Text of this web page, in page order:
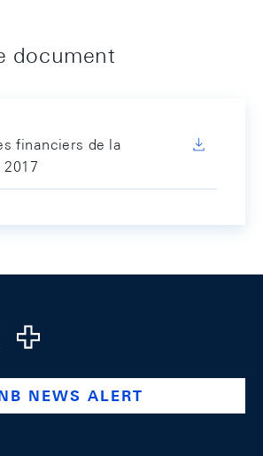
document
financiers de la
2017
company/swiss-national-
www.youtube.com/@swissnationalbank
NEWS ALERT